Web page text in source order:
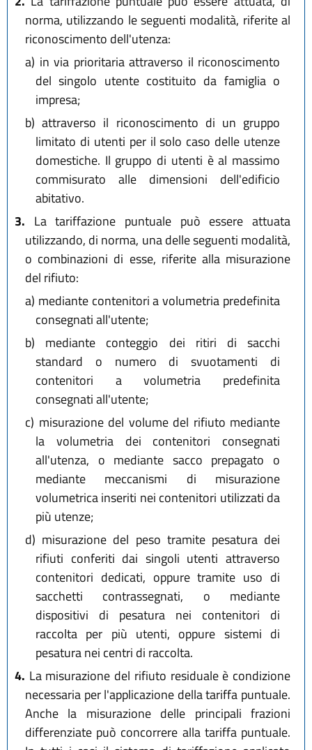
norma, utilizzando le seguenti modalità, riferite al
riconoscimento dell'utenza:
a) in via prioritaria attraverso il riconoscimento
del singolo utente costituito da famiglia o
impresa;
b) attraverso il riconoscimento di un gruppo
limitato di utenti per il solo caso delle utenze
domestiche. Il gruppo di utenti è al massimo
commisurato alle dimensioni dell'edificio
abitativo.
3. La tariffazione puntuale può essere attuata
utilizzando, di norma, una delle seguenti modalità,
o combinazioni di esse, riferite alla misurazione
del rifiuto:
a) mediante contenitori a volumetria predefinita
consegnati all'utente;
b) mediante conteggio dei ritiri di sacchi
standard o numero di svuotamenti di
contenitori a volumetria predefinita
consegnati all'utente;
c) misurazione del volume del rifiuto mediante
la volumetria dei contenitori consegnati
all'utenza, o mediante sacco prepagato o
mediante meccanismi di misurazione
volumetrica inseriti nei contenitori utilizzati da
più utenze;
d) misurazione del peso tramite pesatura dei
rifiuti conferiti dai singoli utenti attraverso
contenitori dedicati, oppure tramite uso di
sacchetti contrassegnati, o mediante
dispositivi di pesatura nei contenitori di
raccolta per più utenti, oppure sistemi di
pesatura nei centri di raccolta.
4. La misurazione del rifiuto residuale è condizione
necessaria per l'applicazione della tariffa puntuale.
Anche la misurazione delle principali frazioni
differenziate può concorrere alla tariffa puntuale.